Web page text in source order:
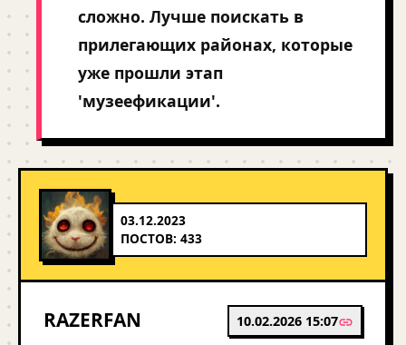
сложно. Лучше поискать в
прилегающих районах, которые
уже прошли этап
'музеефикации'.
03.12.2023
ПОСТОВ: 433
RAZERFAN 10.02.2026 15:07